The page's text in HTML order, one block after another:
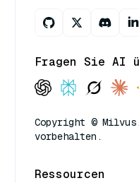
Fragen Sie AI
Copyright ©
vorbehalten.
Ressourcen